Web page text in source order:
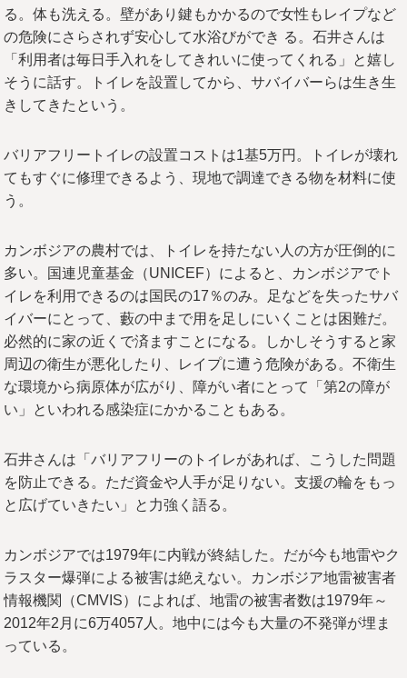
る。体も洗える。壁があり鍵もかかるので女性もレイプなど
の危険にさらされず安心して水浴びができ る。石井さんは
「利用者は毎日手入れをしてきれいに使ってくれる」と嬉し
そうに話す。トイレを設置してから、サバイバーらは生き生
きしてきたという。
バリアフリートイレの設置コストは1基5万円。トイレが壊れ
てもすぐに修理できるよう、現地で調達できる物を材料に使
う。
カンボジアの農村では、トイレを持たない人の方が圧倒的に
多い。国連児童基金（UNICEF）によると、カンボジアでト
イレを利用できるのは国民の17％のみ。足などを失ったサバ
イバーにとって、藪の中まで用を足しにいくことは困難だ。
必然的に家の近くで済ますことになる。しかしそうすると家
周辺の衛生が悪化したり、レイプに遭う危険がある。不衛生
な環境から病原体が広がり、障がい者にとって「第2の障が
い」といわれる感染症にかかることもある。
石井さんは「バリアフリーのトイレがあれば、こうした問題
を防止できる。ただ資金や人手が足りない。支援の輪をもっ
と広げていきたい」と力強く語る。
カンボジアでは1979年に内戦が終結した。だが今も地雷やク
ラスター爆弾による被害は絶えない。カンボジア地雷被害者
情報機関（CMVIS）によれば、地雷の被害者数は1979年～
2012年2月に6万4057人。地中には今も大量の不発弾が埋ま
っている。